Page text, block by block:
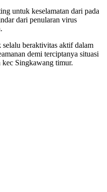
untuk keselamatan dari pada
dari penularan virus
beraktivitas aktif dalam
demi terciptanya situasi
Singkawang timur.